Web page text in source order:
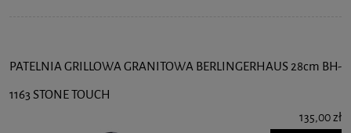
PATELNIA GRILLOWA GRANITOWA BERLINGERHAUS 28cm BH-
1163 STONE TOUCH
135,00 zł